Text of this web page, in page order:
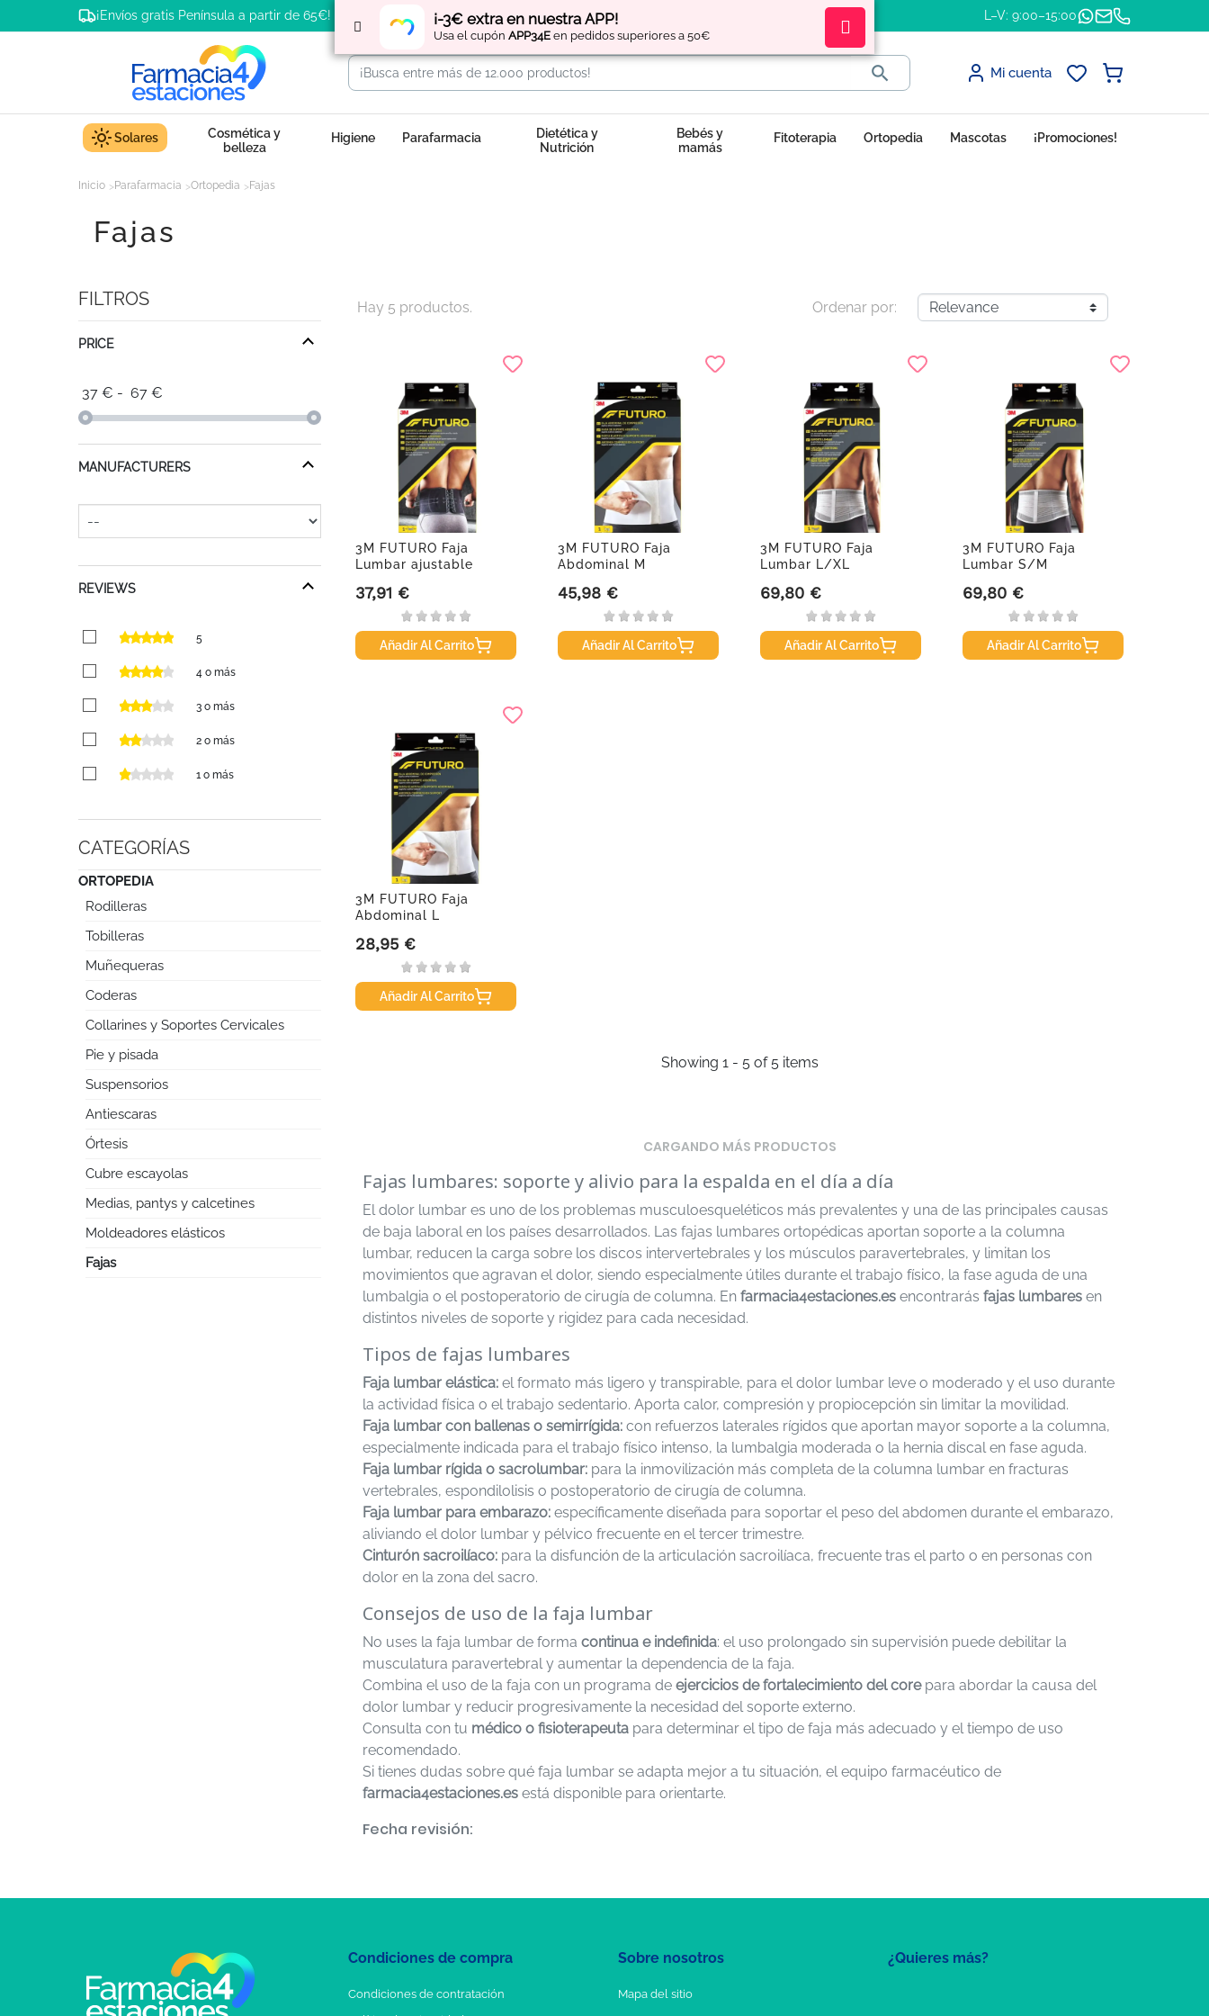
¡-3€ extra en nuestra APP!
Usa el cupón APP34E en pedidos superiores a 50€
¡Envíos gratis Península a partir de 65€! Regístratey obtén L–V: 9:00–15:00
 Mi cuenta
Solares
Cosmética y
belleza
Higiene Parafarmacia
Dietética y
Nutrición
Bebés y
mamás
Fitoterapia Ortopedia Mascotas ¡Promociones!
Inicio Parafarmacia Ortopedia Fajas
Fajas
FILTROS
PRICE
37 € - 67 €
MANUFACTURERS
REVIEWS
5
4 o más
3 o más
2 o más
1 o más
CATEGORÍAS
ORTOPEDIA
Rodilleras
Tobilleras
Muñequeras
Coderas
Collarines y Soportes Cervicales
Pie y pisada
Suspensorios
Antiescaras
Órtesis
Cubre escayolas
Medias, pantys y calcetines
Moldeadores elásticos
Fajas
Hay 5 productos. Ordenar por:
3M FUTURO Faja
Lumbar ajustable
Precio
37,91 €
Añadir Al Carrito
3M FUTURO Faja
Abdominal M
Precio
45,98 €
Añadir Al Carrito
3M FUTURO Faja
Lumbar L/XL
Precio
69,80 €
Añadir Al Carrito
3M FUTURO Faja
Lumbar S/M
Precio
69,80 €
Añadir Al Carrito
3M FUTURO Faja
Abdominal L
Precio
28,95 €
Añadir Al Carrito
Showing 1 - 5 of 5 items
CARGANDO MÁS PRODUCTOS
Fajas lumbares: soporte y alivio para la espalda en el día a día
El dolor lumbar es uno de los problemas musculoesqueléticos más prevalentes y una de las principales causas
de baja laboral en los países desarrollados. Las fajas lumbares ortopédicas aportan soporte a la columna
lumbar, reducen la carga sobre los discos intervertebrales y los músculos paravertebrales, y limitan los
movimientos que agravan el dolor, siendo especialmente útiles durante el trabajo físico, la fase aguda de una
lumbalgia o el postoperatorio de cirugía de columna. En farmacia4estaciones.es encontrarás fajas lumbares en
distintos niveles de soporte y rigidez para cada necesidad.
Tipos de fajas lumbares
Faja lumbar elástica: el formato más ligero y transpirable, para el dolor lumbar leve o moderado y el uso durante
la actividad física o el trabajo sedentario. Aporta calor, compresión y propiocepción sin limitar la movilidad.
Faja lumbar con ballenas o semirrígida: con refuerzos laterales rígidos que aportan mayor soporte a la columna,
especialmente indicada para el trabajo físico intenso, la lumbalgia moderada o la hernia discal en fase aguda.
Faja lumbar rígida o sacrolumbar: para la inmovilización más completa de la columna lumbar en fracturas
vertebrales, espondilolisis o postoperatorio de cirugía de columna.
Faja lumbar para embarazo: específicamente diseñada para soportar el peso del abdomen durante el embarazo,
aliviando el dolor lumbar y pélvico frecuente en el tercer trimestre.
Cinturón sacroilíaco: para la disfunción de la articulación sacroilíaca, frecuente tras el parto o en personas con
dolor en la zona del sacro.
Consejos de uso de la faja lumbar
No uses la faja lumbar de forma continua e indefinida: el uso prolongado sin supervisión puede debilitar la
musculatura paravertebral y aumentar la dependencia de la faja.
Combina el uso de la faja con un programa de ejercicios de fortalecimiento del corepara abordar la causa del
dolor lumbar y reducir progresivamente la necesidad del soporte externo.
Consulta con tu médico o fisioterapeuta para determinar el tipo de faja más adecuado y el tiempo de uso
recomendado.
Si tienes dudas sobre qué faja lumbar se adapta mejor a tu situación, el equipo farmacéutico de
farmacia4estaciones.es está disponible para orientarte.
Fecha revisión:
¿Quieres más?
Condiciones de compra
Condiciones de contratación
Sobre nosotros
Mapa del sitio